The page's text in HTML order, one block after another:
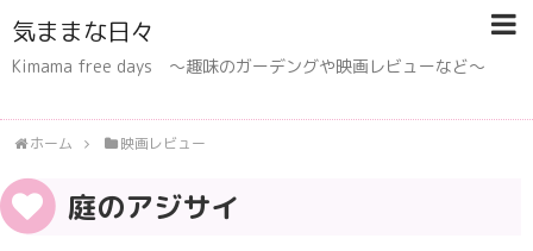
気ままな日々
Kimama free days 〜趣味のガーデングや映画レビューなど〜
ホーム 映画レビュー
庭のアジサイ